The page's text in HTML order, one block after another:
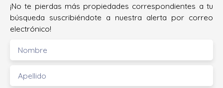
¡No te pierdas más propiedades correspondientes a tu
búsqueda suscribiéndote a nuestra alerta por correo
electrónico!
Nombre
Apellido